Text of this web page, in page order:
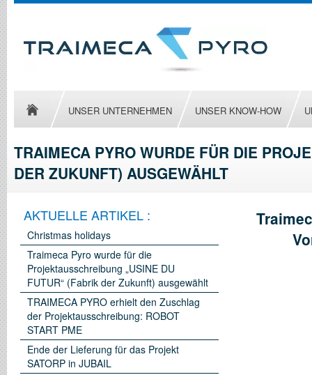
UNSER UNTERNEHMEN UNSER KNOW-HOW
TRAIMECA PYRO WURDE FÜR DIE
DER ZUKUNFT) AUSGEWÄHLT
AKTUELLE ARTIKEL :
Christmas holidays
Traimeca Pyro wurde für die
Projektausschreibung „USINE DU
FUTUR“ (Fabrik der Zukunft) ausgewählt
TRAIMECA PYRO erhielt den Zuschlag
der Projektausschreibung: ROBOT
START PME
Ende der Lieferung für das Projekt
SATORP in JUBAIL